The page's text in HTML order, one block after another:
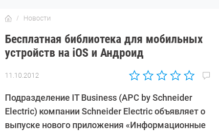
Новости
Бесплатная библиотека для мобильных
устройств на iOS и Андроид
11.10.2012
Автор:
Подразделение IT Business (APC by Schneider
Electric) компании Schneider Electric объявляет о
выпуске нового приложения «Информационные